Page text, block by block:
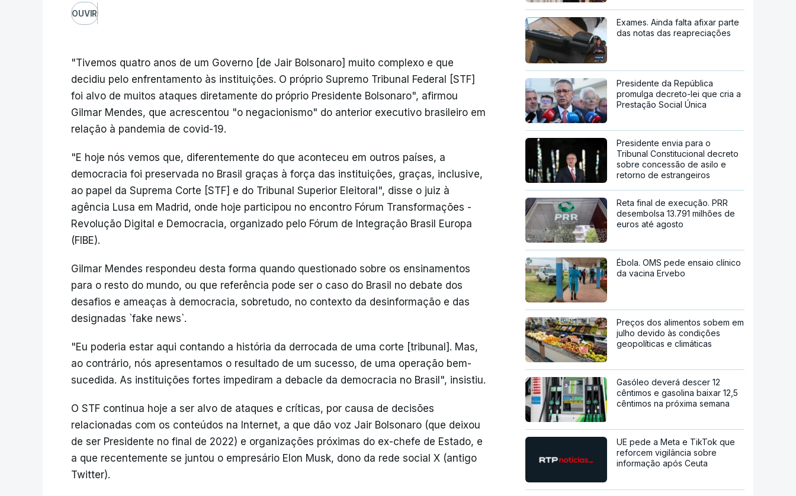
OUVIR
"Tivemos quatro anos de um Governo [de Jair Bolsonaro] muito complexo e que
decidiu pelo enfrentamento às instituições. O próprio Supremo Tribunal Federal [STF]
foi alvo de muitos ataques diretamente do próprio Presidente Bolsonaro", afirmou
Gilmar Mendes, que acrescentou "o negacionismo" do anterior executivo brasileiro em
relação à pandemia de covid-19.
"E hoje nós vemos que, diferentemente do que aconteceu em outros países, a
democracia foi preservada no Brasil graças à força das instituições, graças, inclusive,
ao papel da Suprema Corte [STF] e do Tribunal Superior Eleitoral", disse o juiz à
agência Lusa em Madrid, onde hoje participou no encontro Fórum Transformações -
Revolução Digital e Democracia, organizado pelo Fórum de Integração Brasil Europa
(FIBE).
Gilmar Mendes respondeu desta forma quando questionado sobre os ensinamentos
para o resto do mundo, ou que referência pode ser o caso do Brasil no debate dos
desafios e ameaças à democracia, sobretudo, no contexto da desinformação e das
designadas `fake news`.
"Eu poderia estar aqui contando a história da derrocada de uma corte [tribunal]. Mas,
ao contrário, nós apresentamos o resultado de um sucesso, de uma operação bem-
sucedida. As instituições fortes impediram a debacle da democracia no Brasil", insistiu.
O STF continua hoje a ser alvo de ataques e críticas, por causa de decisões
relacionadas com os conteúdos na Internet, a que dão voz Jair Bolsonaro (que deixou
de ser Presidente no final de 2022) e organizações próximas do ex-chefe de Estado, e
a que recentemente se juntou o empresário Elon Musk, dono da rede social X (antigo
Twitter).
Exames. Ainda falta afixar parte
das notas das reapreciações
Presidente da República
promulga decreto-lei que cria a
Prestação Social Única
Presidente envia para o
Tribunal Constitucional decreto
sobre concessão de asilo e
retorno de estrangeiros
Reta final de execução. PRR
desembolsa 13.791 milhões de
euros até agosto
Ébola. OMS pede ensaio clínico
da vacina Ervebo
Preços dos alimentos sobem em
julho devido às condições
geopolíticas e climáticas
Gasóleo deverá descer 12
cêntimos e gasolina baixar 12,5
cêntimos na próxima semana
UE pede a Meta e TikTok que
reforcem vigilância sobre
informação após Ceuta